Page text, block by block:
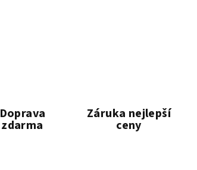
Doprava
zdarma
Záruka nejlepší
ceny